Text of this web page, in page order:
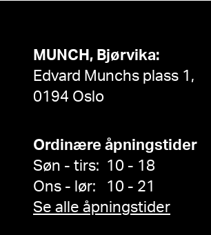
MUNCH, Bjørvika:
Edvard Munchs plass 1,
0194 Oslo
Ordinære åpningstider
Søn - tirs: 10 - 18
Ons - lør: 10 - 21
Se alle åpningstider